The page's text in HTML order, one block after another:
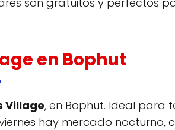
en Bophut
Village, en Bophut. Ideal para
hay mercado nocturno,